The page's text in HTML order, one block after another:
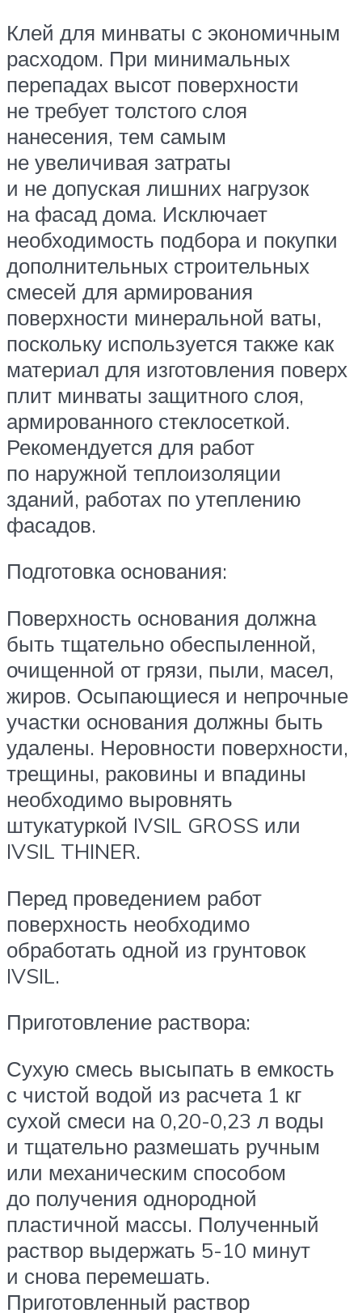
Клей для минваты с экономичным
расходом. При минимальных
перепадах высот поверхности
не требует толстого слоя
нанесения, тем самым
не увеличивая затраты
и не допуская лишних нагрузок
на фасад дома. Исключает
необходимость подбора и покупки
дополнительных строительных
смесей для армирования
поверхности минеральной ваты,
поскольку используется также как
материал для изготовления поверх
плит минваты защитного слоя,
армированного стеклосеткой.
Рекомендуется для работ
по наружной теплоизоляции
зданий, работах по утеплению
фасадов.
Подготовка основания:
Поверхность основания должна
быть тщательно обеспыленной,
очищенной от грязи, пыли, масел,
жиров. Осыпающиеся и непрочные
участки основания должны быть
удалены. Неровности поверхности,
трещины, раковины и впадины
необходимо выровнять
штукатуркой IVSIL GROSS или
IVSIL THINER.
Перед проведением работ
поверхность необходимо
обработать одной из грунтовок
IVSIL.
Приготовление раствора:
Сухую смесь высыпать в емкость
с чистой водой из расчета 1 кг
сухой смеси на 0,20-0,23 л воды
и тщательно размешать ручным
или механическим способом
до получения однородной
пластичной массы. Полученный
раствор выдержать 5-10 минут
и снова перемешать.
Приготовленный раствор